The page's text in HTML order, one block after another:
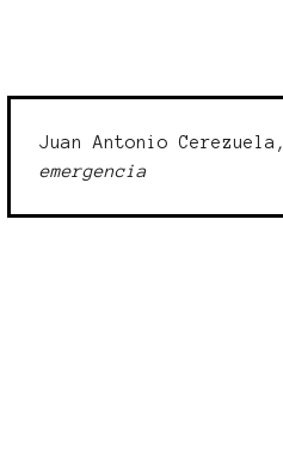
Juan Antonio Cerezuela,
emergencia